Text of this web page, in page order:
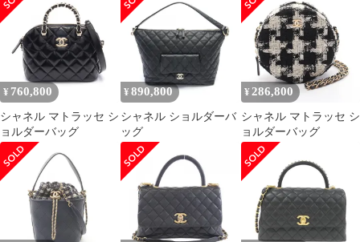
¥ 760,800
シャネル マトラッセ シ
ョルダーバッグ
¥ 890,800
シャネル ショルダーバ
ッグ
¥ 286,800
シャネル マトラッセ シ
ョルダーバッグ